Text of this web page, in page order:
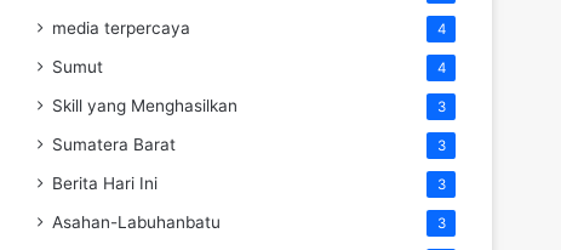
media terpercaya 4
Sumut 4
Skill yang Menghasilkan 3
Sumatera Barat 3
Berita Hari Ini 3
Asahan-Labuhanbatu 3